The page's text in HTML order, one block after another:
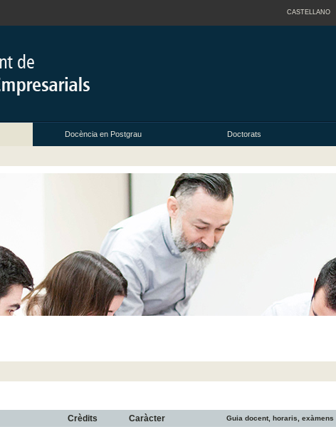
CASTELLANO
Docència en Postgrau Doctorats
Crèdits Caràcter Guia docent, horaris, exàmens